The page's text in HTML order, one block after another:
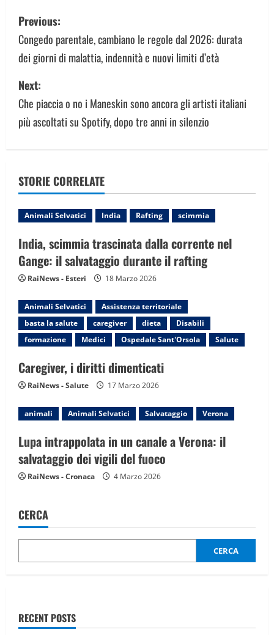
P
o
s
t
n
i
g
a
t
i
o
n
Previous:
Congedo parentale, cambiano le regole dal 2026: durata
dei giorni di malattia, indennità e nuovi limiti d’età
Next:
Che piaccia o no i Maneskin sono ancora gli artisti italiani
più ascoltati su Spotify, dopo tre anni in silenzio
STORIE CORRELATE
Animali Selvatici India Rafting scimmia
India, scimmia trascinata dalla corrente nel
Gange: il salvataggio durante il rafting
RaiNews - Esteri 18 Marzo 2026
Animali Selvatici
Assistenza territoriale
basta la salute
caregiver dieta
Disabili
formazione
Medici Ospedale Sant'Orsola Salute
Caregiver, i diritti dimenticati
RaiNews - Salute 17 Marzo 2026
animali Animali Selvatici Salvataggio Verona
Lupa intrappolata in un canale a Verona: il
salvataggio dei vigili del fuoco
RaiNews - Cronaca 4 Marzo 2026
CERCA
CERCA
RECENT POSTS